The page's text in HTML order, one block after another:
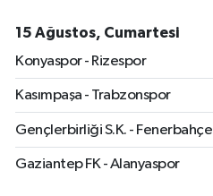
15 Ağustos, Cumartesi
Konyaspor - Rizespor
Kasımpaşa - Trabzonspor
Gençlerbirliği S.K. - Fenerbahçe
Gaziantep FK - Alanyaspor